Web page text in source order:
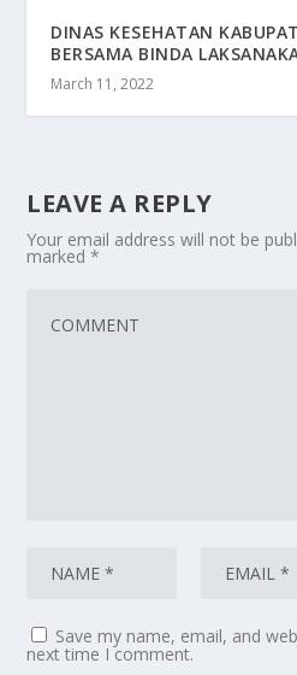
DINAS KESEHATAN
BERSAMA BINDA
March 11, 2022
LEAVE A REPLY
Your email address will not be
marked*
Save my name, email, and
next time I comment.